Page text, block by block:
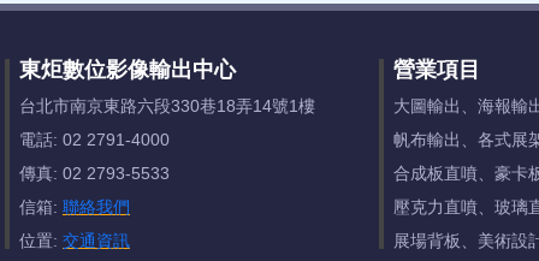
東炬數位影像輸出中心
台北市南京東路六段330巷18弄14號1樓
電話: 02 2791-4000
傳真: 02 2793-5533
信箱: 聯絡我們
位置: 交通資訊
營業項目
大圖輸出、海報輸
帆布輸出、各式展
合成板直噴、豪卡
壓克力直噴、玻璃
展場背板、美術設